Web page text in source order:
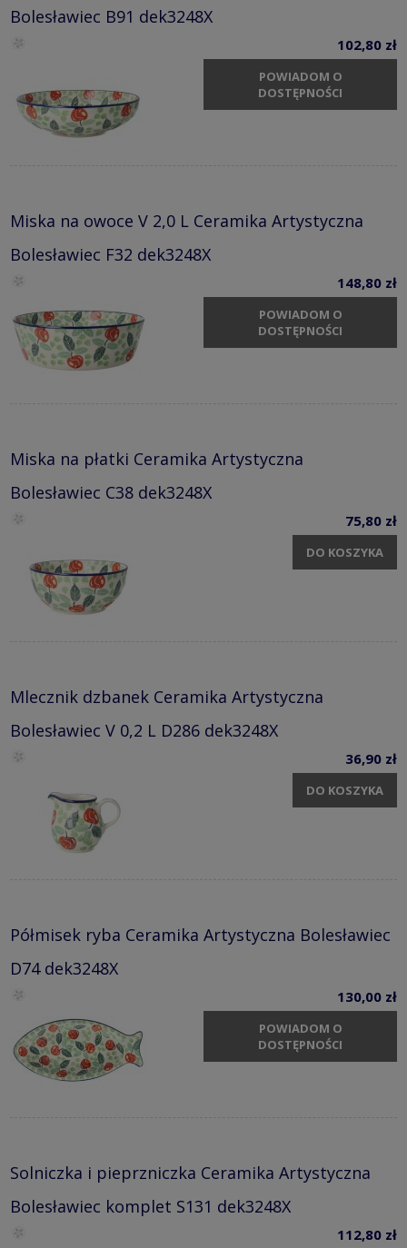
Bolesławiec B91 dek3248X
102,80 zł
POWIADOM O
DOSTĘPNOŚCI
Miska na owoce V 2,0 L Ceramika Artystyczna
Bolesławiec F32 dek3248X
148,80 zł
POWIADOM O
DOSTĘPNOŚCI
Miska na płatki Ceramika Artystyczna
Bolesławiec C38 dek3248X
75,80 zł
DO KOSZYKA
Mlecznik dzbanek Ceramika Artystyczna
Bolesławiec V 0,2 L D286 dek3248X
36,90 zł
DO KOSZYKA
Półmisek ryba Ceramika Artystyczna Bolesławiec
D74 dek3248X
130,00 zł
POWIADOM O
DOSTĘPNOŚCI
Solniczka i pieprzniczka Ceramika Artystyczna
Bolesławiec komplet S131 dek3248X
112,80 zł